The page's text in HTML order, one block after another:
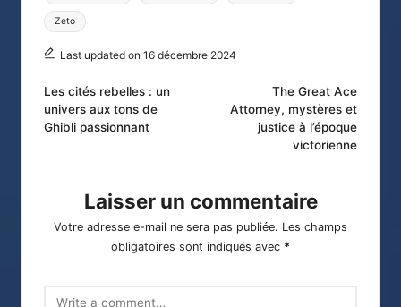
Zeto
Last updated on 16 décembre 2024
Post
navigation
Les cités rebelles : un
univers aux tons de
Ghibli passionnant
The Great Ace
Attorney, mystères et
justice à l’époque
victorienne
Laisser un commentaire
Votre adresse e-mail ne sera pas publiée. Les champs
obligatoires sont indiqués avec *